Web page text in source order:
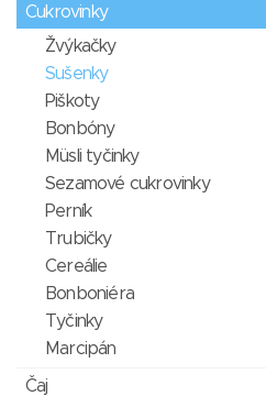
Cukrovinky
Žvýkačky
Sušenky
Piškoty
Bonbóny
Müsli tyčinky
Sezamové cukrovinky
Perník
Trubičky
Cereálie
Bonboniéra
Tyčinky
Marcipán
Čaj